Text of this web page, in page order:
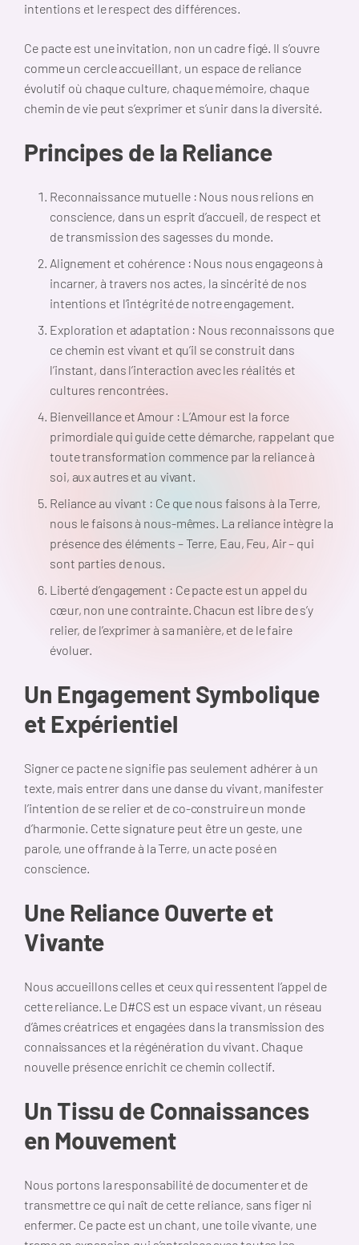
intentions et le respect des différences.
Ce pacte est une invitation, non un cadre figé. Il s’ouvre
comme un cercle accueillant, un espace de reliance
évolutif où chaque culture, chaque mémoire, chaque
chemin de vie peut s’exprimer et s’unir dans la diversité.
Principes de la Reliance
Reconnaissance mutuelle : Nous nous relions en
conscience, dans un esprit d’accueil, de respect et
de transmission des sagesses du monde.
Alignement et cohérence : Nous nous engageons à
incarner, à travers nos actes, la sincérité de nos
intentions et l’intégrité de notre engagement.
Exploration et adaptation : Nous reconnaissons que
ce chemin est vivant et qu’il se construit dans
l’instant, dans l’interaction avec les réalités et
cultures rencontrées.
Bienveillance et Amour : L’Amour est la force
primordiale qui guide cette démarche, rappelant que
toute transformation commence par la reliance à
soi, aux autres et au vivant.
Reliance au vivant : Ce que nous faisons à la Terre,
nous le faisons à nous-mêmes. La reliance intègre la
présence des éléments – Terre, Eau, Feu, Air – qui
sont parties de nous.
Liberté d’engagement : Ce pacte est un appel du
cœur, non une contrainte. Chacun est libre de s’y
relier, de l’exprimer à sa manière, et de le faire
évoluer.
Un Engagement Symbolique
et Expérientiel
Signer ce pacte ne signifie pas seulement adhérer à un
texte, mais entrer dans une danse du vivant, manifester
l’intention de se relier et de co-construire un monde
d’harmonie. Cette signature peut être un geste, une
parole, une offrande à la Terre, un acte posé en
conscience.
Une Reliance Ouverte et
Vivante
Nous accueillons celles et ceux qui ressentent l’appel de
cette reliance. Le D#CS est un espace vivant, un réseau
d’âmes créatrices et engagées dans la transmission des
connaissances et la régénération du vivant. Chaque
nouvelle présence enrichit ce chemin collectif.
Un Tissu de Connaissances
en Mouvement
Nous portons la responsabilité de documenter et de
transmettre ce qui naît de cette reliance, sans figer ni
enfermer. Ce pacte est un chant, une toile vivante, une